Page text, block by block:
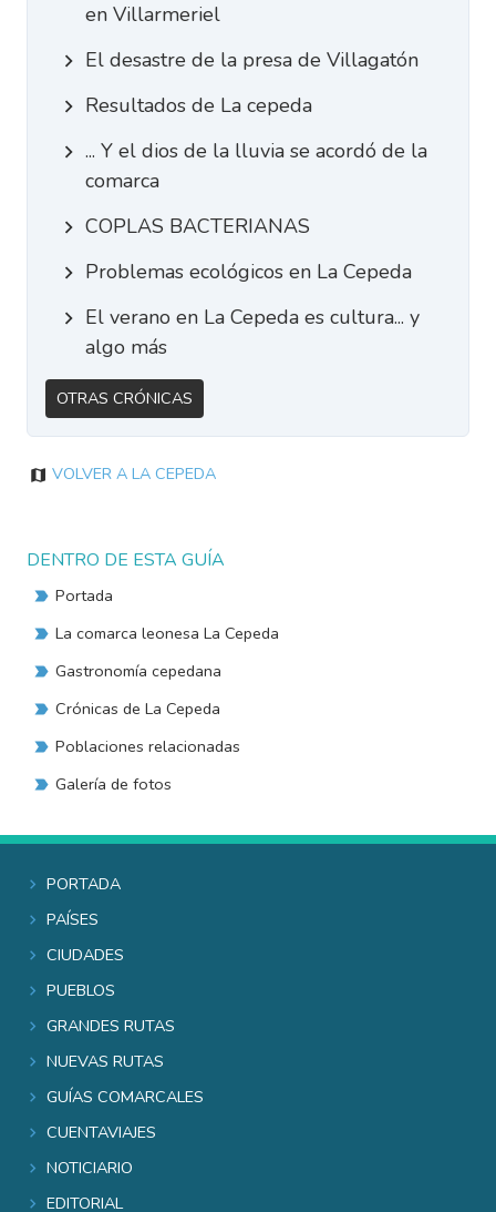
en Villarmeriel
El desastre de la presa de Villagatón
Resultados de La cepeda
... Y el dios de la lluvia se acordó de la
comarca
COPLAS BACTERIANAS
Problemas ecológicos en La Cepeda
El verano en La Cepeda es cultura... y
algo más
Otras Crónicas
Volver a La Cepeda
DENTRO DE ESTA GUÍA
Portada
La comarca leonesa La Cepeda
Gastronomía cepedana
Crónicas de La Cepeda
Poblaciones relacionadas
Galería de fotos
Portada
Países
Ciudades
Pueblos
Grandes rutas
Nuevas rutas
Guías comarcales
Cuentaviajes
Noticiario
Editorial